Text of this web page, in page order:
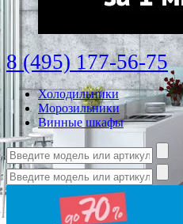
8 (495) 177-56-75
Холодильники
Морозильники
Винные шкафы